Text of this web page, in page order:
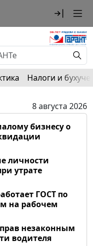
Налоги и
8 августа 2026
бизнесу о
личности
утрате
ГОСТ по
на рабочем
незаконным
водителя